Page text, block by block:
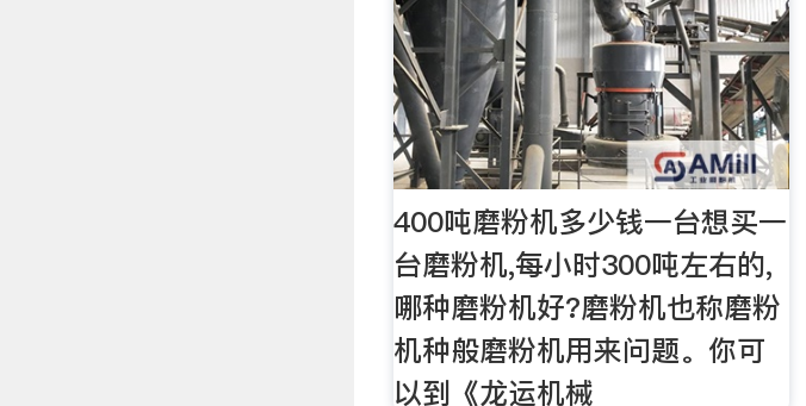
400吨磨粉机多少钱一台想买一
台磨粉机,每小时300吨左右的,
哪种磨粉机好?磨粉机也称磨粉
机种般磨粉机用来问题。你可
以到《龙运机械